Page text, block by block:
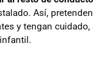
Así,
y tengan